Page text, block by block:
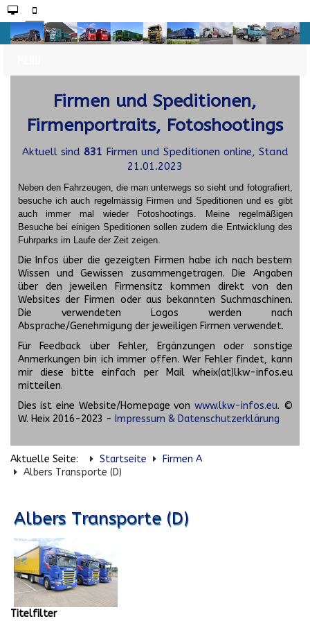
Firmen und Speditionen,
Firmenportraits, Fotoshootings
Aktuell sind 831 Firmen und Speditionen online, Stand
21.01.2023
Neben den Fahrzeugen, die man unterwegs so sieht und fotografiert,
besuche ich auch regelmässig Firmen und Speditionen und es gibt
auch immer mal wieder Fotoshootings.
Meine regelmäßigen
Besuche bei einigen Speditionen sollen zudem die Entwicklung des
Fuhrparks im Laufe der Zeit zeigen.
Die Infos über die gezeigten Firmen habe ich nach bestem
Wissen und Gewissen zusammengetragen. Die Angaben
über den jeweilen Firmensitz kommen direkt von den
Websites der Firmen oder aus bekannten Suchmaschinen.
Die verwendeten Logos werden nach
Absprache/Genehmigung der jeweiligen Firmen verwendet.
Für Feedback über Fehler, Ergänzungen oder sonstige
Anmerkungen bin ich immer offen. Wer Fehler findet, kann
mir diese bitte einfach per Mail wheix(at)lkw-infos.eu
mitteilen.
Dies ist eine Website/Homepage von www.lkw-infos.eu. ©
W. Heix 2016-2023 - Impressum & Datenschutzerklärung
Aktuelle Seite: Startseite
Firmen A
Albers Transporte (D)
Albers Transporte (D)
Titelfilter